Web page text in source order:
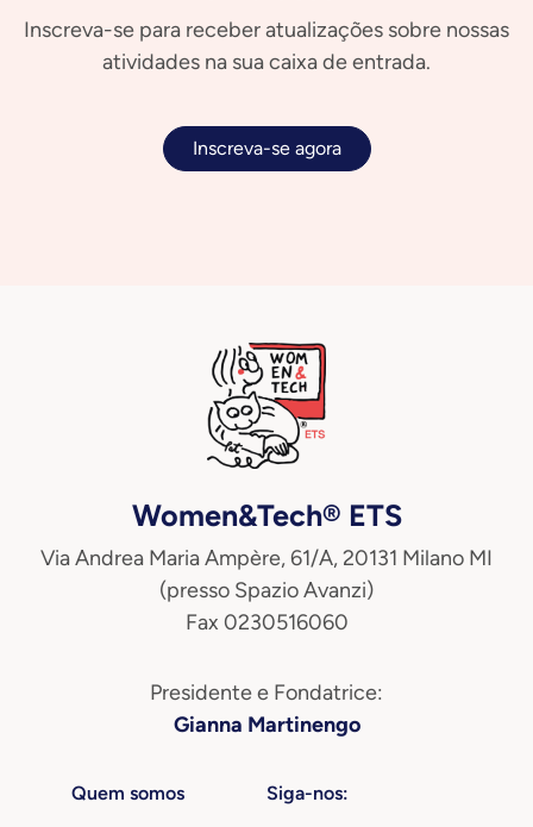
Inscreva-se para receber atualizações sobre nossas
atividades na sua caixa de entrada.
Inscreva-se agora
Women&Tech® ETS
Via Andrea Maria Ampère, 61/A, 20131 Milano MI
(presso Spazio Avanzi)
Fax 0230516060
Presidente e Fondatrice:
Gianna Martinengo
Quem somos Siga-nos: